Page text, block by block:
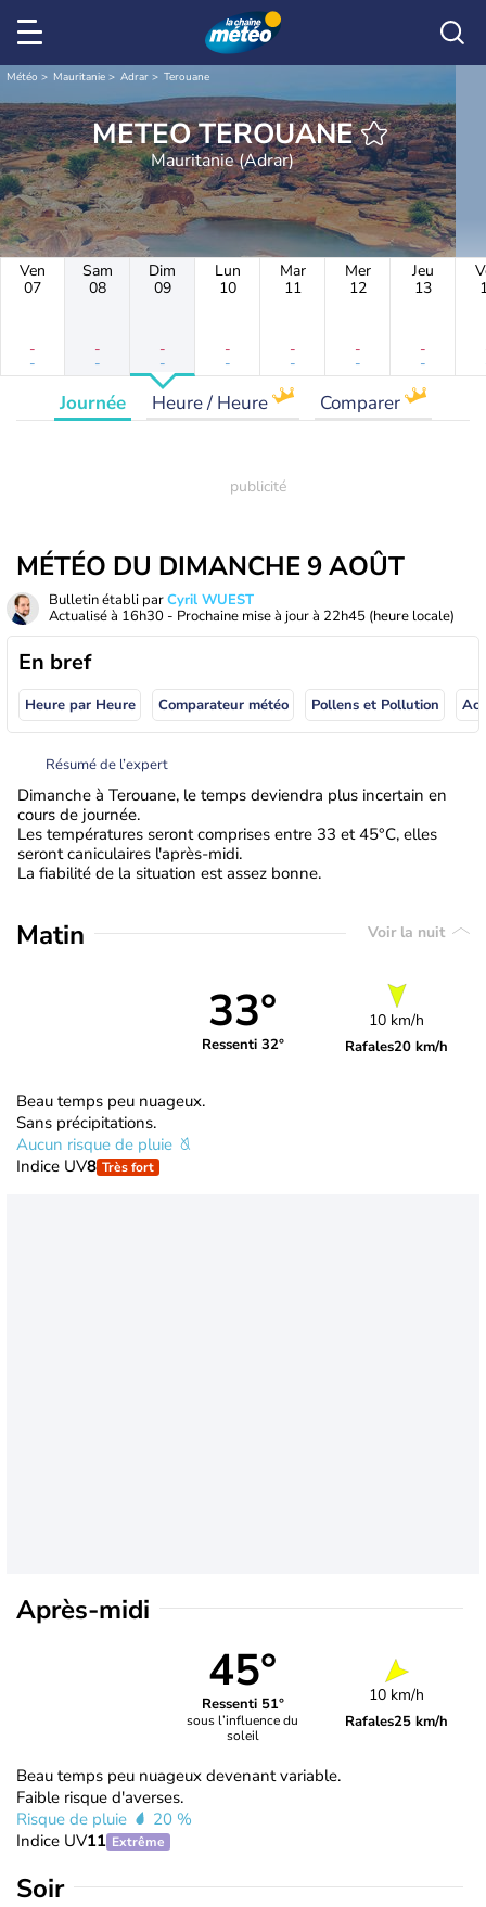
Météo Mauritanie Adrar Terouane
METEO TEROUANE
Mauritanie (Adrar)
Ven
07
-
-
Sam
08
-
-
Dim
09
-
-
Lun
10
-
-
Mar
11
-
-
Mer
12
-
-
Jeu
13
-
-
Journée Heure / Heure Comparer
MÉTÉO DU DIMANCHE 9 AOÛT
Bulletin établi parCyril WUEST
Actualisé à 16h30 - Prochaine mise à jour à 22h45 (heure locale)
En bref
Heure par Heure Comparateur météo Pollens et Pollution
Résumé de l’expert
Dimanche à Terouane, le temps deviendra plus incertain en
cours de journée.
Les températures seront comprises entre 33 et 45°C, elles
seront caniculaires l'après-midi.
La fiabilité de la situation est assez bonne.
Matin Voir la nuit
33°
Ressenti 32°
10 km/h
Rafales20 km/h
Beau temps peu nuageux.
Sans précipitations.
Aucun risque de pluie
Indice UV8 Très fort
Après-midi
45°
Ressenti 51°
sous l’influence du
soleil
10 km/h
Rafales25 km/h
Beau temps peu nuageux devenant variable.
Faible risque d'averses.
Risque de pluie
20 %
Indice UV11 Extrême
Soir